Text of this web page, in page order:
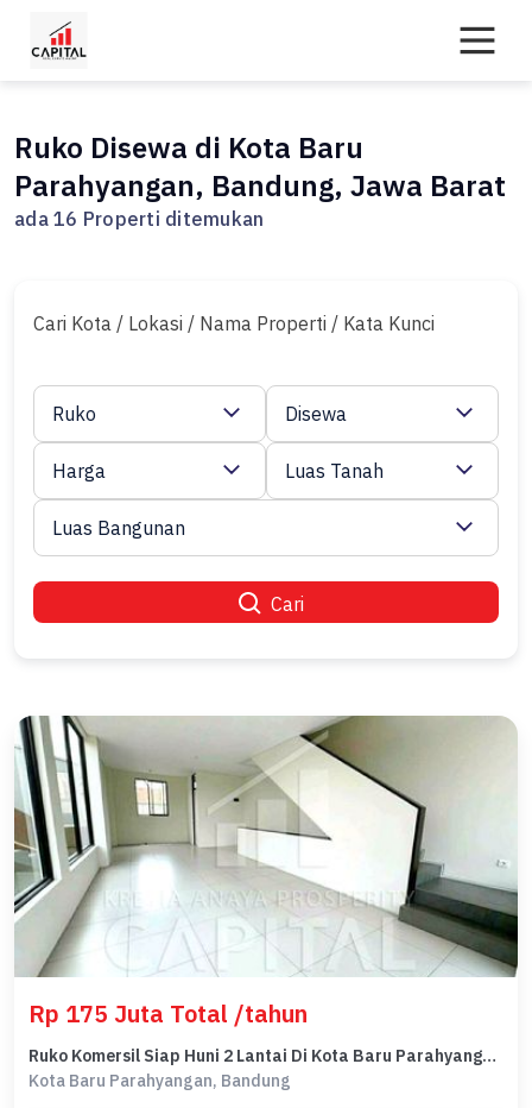
Ruko Disewa di Kota Baru
Parahyangan, Bandung, Jawa Barat
ada 16 Properti ditemukan
Cari Kota / Lokasi / Nama Properti / Kata Kunci
Cari
Ruko Disewa
Harga Luas Tanah
Luas Bangunan
Rp 175 Juta Total /tahun
Ruko Komersil Siap Huni 2 Lantai Di Kota Baru Parahyangan Kbp Bandung
Kota Baru Parahyangan, Bandung